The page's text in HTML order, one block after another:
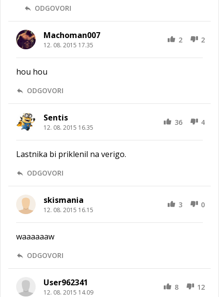
ODGOVORI
Machoman007
12. 08. 2015 17.35
2 2
hou hou
ODGOVORI
Sentis
12. 08. 2015 16.35
36 4
Lastnika bi priklenil na verigo.
ODGOVORI
skismania
12. 08. 2015 16.15
3 0
waaaaaaw
ODGOVORI
User962341
12. 08. 2015 14.09
8 12